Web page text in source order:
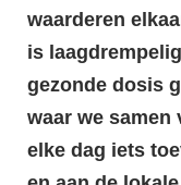
waarderen
is
gezonde dosis
waar we samen
elke dag iets